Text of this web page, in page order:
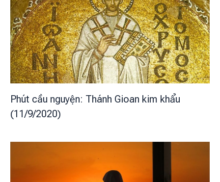
Phút cầu nguyện: Thánh Gioan kim khẩu
(11/9/2020)